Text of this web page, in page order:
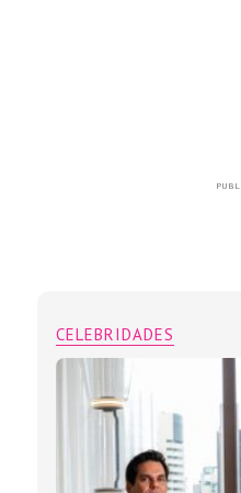
CELEBRIDADES